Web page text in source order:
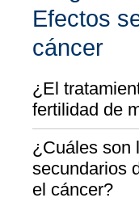
Efectos
cáncer
¿El
fertilidad de
¿Cuáles son
secundarios
el cáncer?